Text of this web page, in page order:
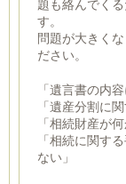
題も絡んでく
す。
問題が大きく
ださい。
「遺言書の内
「遺産分割に
「相続財産が
「相続に関す
ない」